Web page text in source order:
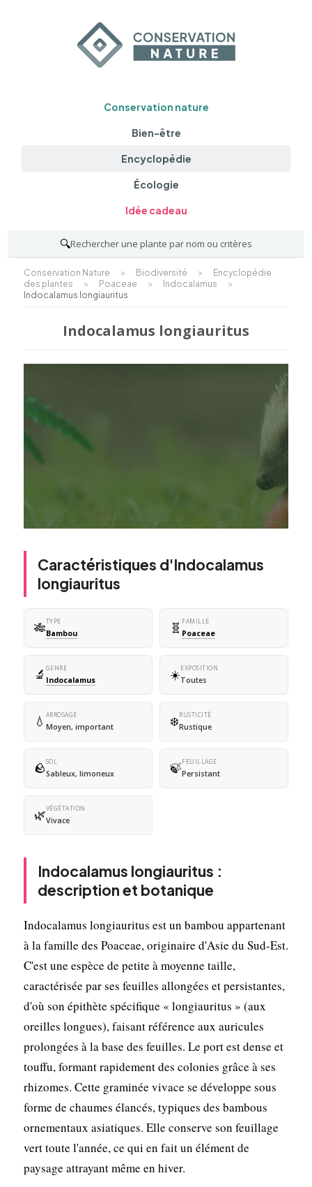
Conservation nature
Bien-être
Encyclopédie
Écologie
Idée cadeau
🔍Rechercher une plante par nom ou critères
Conservation Nature > Biodiversité >
Encyclopédie
des plantes
> Poaceae > Indocalamus
>
Indocalamus longiauritus
Indocalamus longiauritus
Caractéristiques d'Indocalamus
longiauritus
🎋TYPE
Bambou 🧬 FAMILLE
Poaceae
🔬 GENRE
Indocalamus ☀️EXPOSITION
Toutes
💧 ARROSAGE
Moyen, important ❄️RUSTICITÉ
Rustique
🪨SOL
Sableux, limoneux 🍃FEUILLAGE
Persistant
🌿VÉGÉTATION
Vivace
Indocalamus longiauritus :
description et botanique
Indocalamus longiauritus est un bambou appartenant
à la famille des Poaceae, originaire d'Asie du Sud-Est.
C'est une espèce de petite à moyenne taille,
caractérisée par ses feuilles allongées et persistantes,
d'où son épithète spécifique « longiauritus » (aux
oreilles longues), faisant référence aux auricules
prolongées à la base des feuilles. Le port est dense et
touffu, formant rapidement des colonies grâce à ses
rhizomes. Cette graminée vivace se développe sous
forme de chaumes élancés, typiques des bambous
ornementaux asiatiques. Elle conserve son feuillage
vert toute l'année, ce qui en fait un élément de
paysage attrayant même en hiver.